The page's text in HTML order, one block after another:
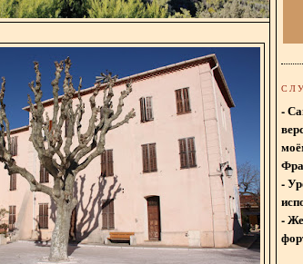
-
-
-